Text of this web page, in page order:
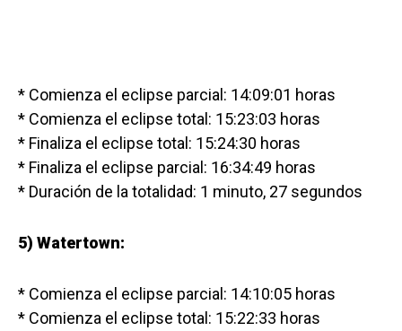
* Comienza el eclipse parcial: 14:09:01 horas
* Comienza el eclipse total: 15:23:03 horas
* Finaliza el eclipse total: 15:24:30 horas
* Finaliza el eclipse parcial: 16:34:49 horas
* Duración de la totalidad: 1 minuto, 27 segundos
5) Watertown:
* Comienza el eclipse parcial: 14:10:05 horas
* Comienza el eclipse total: 15:22:33 horas